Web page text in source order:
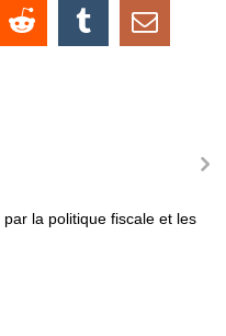
la politique fiscale et les